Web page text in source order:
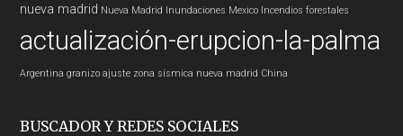
nueva madrid Nueva Madrid Inundaciones Mexico Incendios forestales
actualización-erupcion-la-palma
Argentina granizo ajuste zona sísmica nueva madrid China
BUSCADOR Y REDES SOCIALES